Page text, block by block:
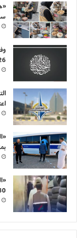
1,430